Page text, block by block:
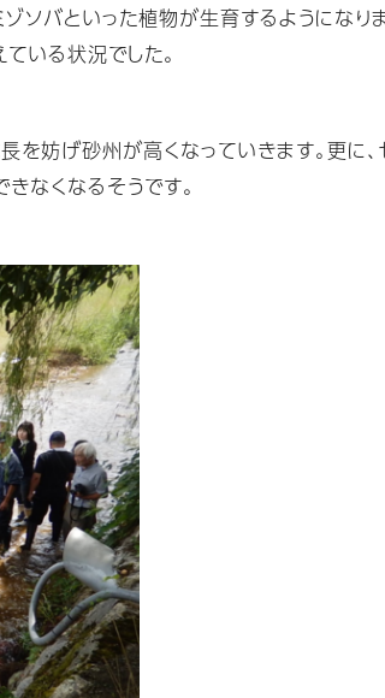
ソバといった植物が生育するようになり
いる状況でした。
を妨げ砂州が高くなっていきます。更に
なくなるそうです。